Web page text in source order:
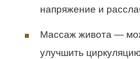
напряжение и
Массаж живота —
улучшить